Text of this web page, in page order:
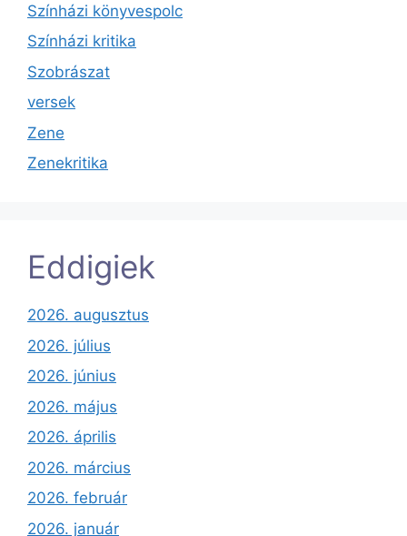
Színházi könyvespolc
Színházi kritika
Szobrászat
versek
Zene
Zenekritika
Eddigiek
2026. augusztus
2026. július
2026. június
2026. május
2026. április
2026. március
2026. február
2026. január